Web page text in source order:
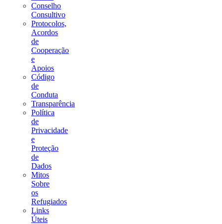
Conselho
Consultivo
Protocolos,
Acordos
de
Cooperação
e
Apoios
Código
de
Conduta
Transparência
Política
de
Privacidade
e
Proteção
de
Dados
Mitos
Sobre
os
Refugiados
Links
Úteis